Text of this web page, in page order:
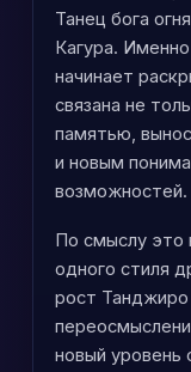
Танец бога
Кагура.
начинает
связана не
памятью,
и новым
возможностей.
По смыслу это
одного стиля
рост Танджиро
новый уровень